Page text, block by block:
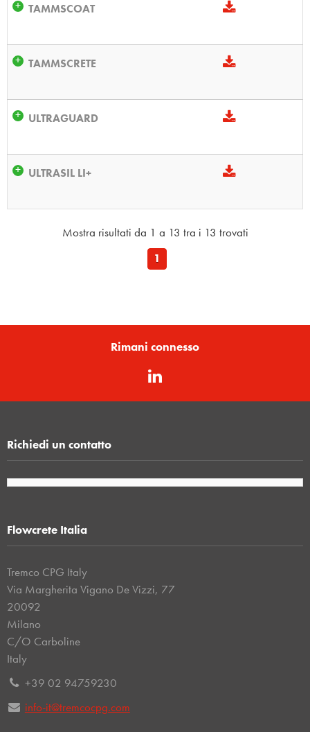
TAMMSCOAT
TAMMSCRETE
ULTRAGUARD
ULTRASIL LI+
Mostra risultati da 1 a 13 tra i 13 trovati
1
Rimani connesso
Richiedi un contatto
Flowcrete Italia
Tremco CPG Italy
Via Margherita Vigano De Vizzi, 77
20092
Milano
C/O Carboline
Italy
+39 02 94759230
info-it@tremcocpg.com